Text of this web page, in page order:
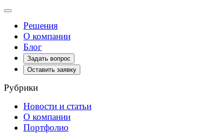
Toggle
navigationРешения
О компании
Блог
Задать вопрос
Оставить заявку
Рубрики
Новости и статьи
О компании
Портфолио